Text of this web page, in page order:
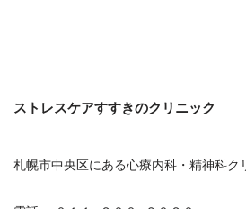
ストレスケアすすきのクリニック
札幌市中央区にある心療内科・精神科ク